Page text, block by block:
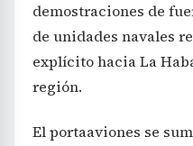
demostraciones de
de unidades navales
explícito hacia La
región.
El portaaviones se